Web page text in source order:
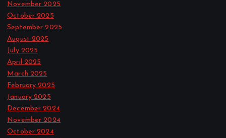
November 2025
October 2025
September 2025
August 2025
July 2025
April 2025
March 2025
February 2025
January 2025
December 2024
November 2024
October 2024